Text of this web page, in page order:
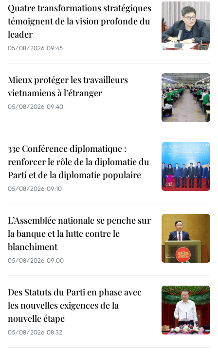
Quatre transformations stratégiques
témoignent de la vision profonde du
leader
05/08/2026 09:45
Mieux protéger les travailleurs
vietnamiens à l’étranger
05/08/2026 09:40
33e Conférence diplomatique :
renforcer le rôle de la diplomatie du
Parti et de la diplomatie populaire
05/08/2026 09:10
L’Assemblée nationale se penche sur
la banque et la lutte contre le
blanchiment
05/08/2026 09:00
Des Statuts du Parti en phase avec
les nouvelles exigences de la
nouvelle étape
05/08/2026 08:32